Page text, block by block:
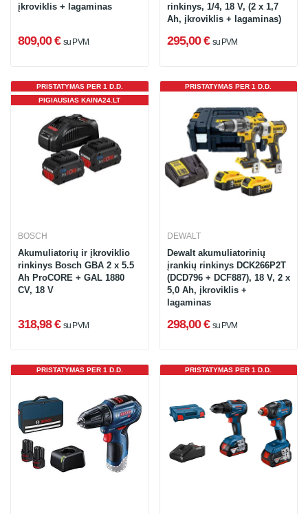
įkroviklis + lagaminas
809,00 € su PVM
rinkinys, 1/4, 18 V, (2 x 1,7
Ah, įkroviklis + lagaminas)
295,00 € su PVM
PIGIAUSIAS KAINA24.LT
PRISTATYMAS PER 1 D.D.
BOSCH
Akumuliatorių ir įkroviklio
rinkinys Bosch GBA 2 x 5.5
Ah ProCORE + GAL 1880
CV, 18 V
318,98 € su PVM
PRISTATYMAS PER 1 D.D.
DEWALT
Dewalt akumuliatorinių
įrankių rinkinys DCK266P2T
(DCD796 + DCF887), 18 V, 2 x
5,0 Ah, įkroviklis +
lagaminas
298,00 € su PVM
PRISTATYMAS PER 1 D.D. PRISTATYMAS PER 1 D.D.